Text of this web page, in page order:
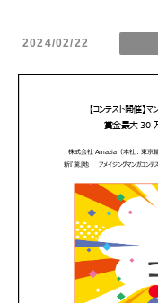
2024/02/22